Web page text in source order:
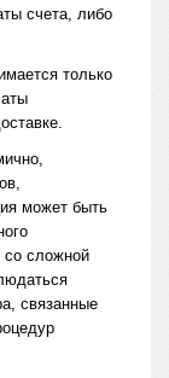
счета, либо
только
может быть
со сложной
связанные